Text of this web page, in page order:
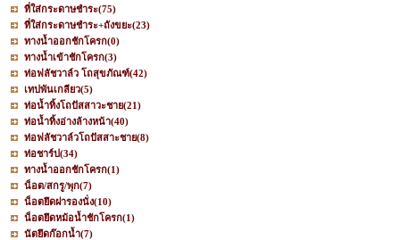
ที่ใส่กระดาษชำระ(75)
ที่ใส่กระดาษชำระ+ถังขยะ(23)
ทางน้ำออกชักโครก(0)
ทางน้ำเข้าชักโครก(3)
ท่อฟลัชวาล์ว โถสุขภัณฑ์(42)
เทปพันเกลียว(5)
ท่อน้ำทิ้งโถปัสสาวะชาย(21)
ท่อน้ำทิ้งอ่างล้างหน้า(40)
ท่อฟลัชวาล์วโถปัสสาะชาย(8)
ท่อชาร์ป(34)
ทางน้ำออกชักโครก(1)
น็อต/สกรู/พุก(7)
น็อตยึดฝารองนั่ง(10)
น็อตยึดหม้อน้ำชักโครก(1)
นัตยึดก๊อกน้ำ(7)